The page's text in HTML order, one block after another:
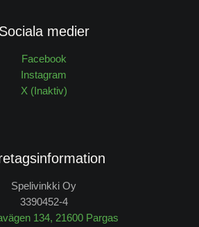
Sociala medier
Facebook
Instagram
X (Inaktiv)
Spelivinkki Oy
3390452-4
134, 21600 Pargas